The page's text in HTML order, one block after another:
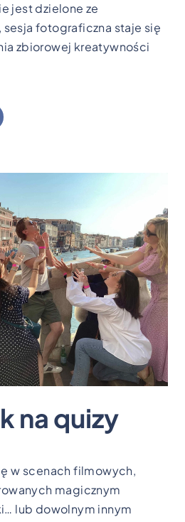
jest dzielone ze
fotograficzna staje się
zbiorowej kreatywności
na quizy
w scenach filmowych,
magicznym
lub dowolnym innym